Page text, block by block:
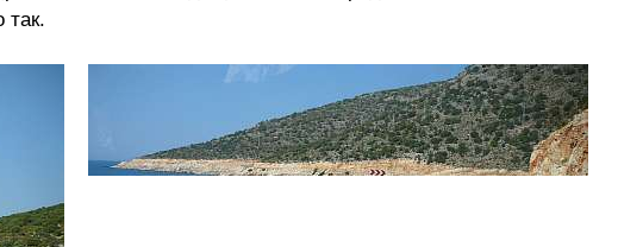
так.